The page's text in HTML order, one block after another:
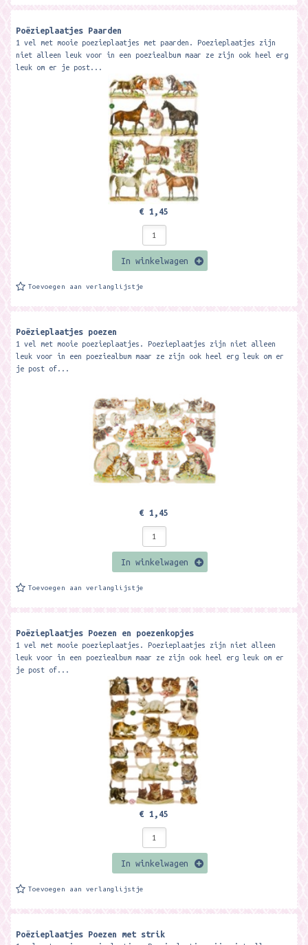
Poëzieplaatjes Paarden
1 vel met mooie poezieplaatjes met paarden. Poezieplaatjes zijn
niet alleen leuk voor in een poeziealbum maar ze zijn ook heel erg
leuk om er je post...
€ 1,45
In winkelwagen
Toevoegen aan verlanglijstje
Poëzieplaatjes poezen
1 vel met mooie poezieplaatjes. Poezieplaatjes zijn niet alleen
leuk voor in een poeziealbum maar ze zijn ook heel erg leuk om er
je post of...
€ 1,45
In winkelwagen
Toevoegen aan verlanglijstje
Poëzieplaatjes Poezen en poezenkopjes
1 vel met mooie poezieplaatjes. Poezieplaatjes zijn niet alleen
leuk voor in een poeziealbum maar ze zijn ook heel erg leuk om er
je post of...
€ 1,45
In winkelwagen
Toevoegen aan verlanglijstje
Poëzieplaatjes Poezen met strik